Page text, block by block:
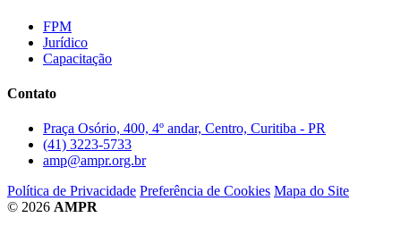
FPM
Jurídico
Capacitação
Contato
Praça Osório, 400, 4º andar, Centro, Curitiba - PR
(41) 3223-5733
amp@ampr.org.br
Política de Privacidade Preferência de Cookies Mapa do Site
© 2026 AMPR